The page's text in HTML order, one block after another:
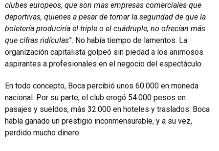
clubes europeos, que son mas empresas comerciales que
deportivas, quienes a pesar de tomar la seguridad de que la
boletería produciría el triple o el cuádruple, no ofrecían más
que cifras ridículas”. No había tiempo de lamentos. La
organización capitalista golpeó sin piedad a los animosos
aspirantes a profesionales en el negocio del espectáculo.
En todo concepto, Boca percibió unos 60.000 en moneda
nacional. Por su parte, el club erogó 54.000 pesos en
pasajes y sueldos, más 32.000 en hoteles y traslados. Boca
había ganado un prestigio inconmensurable, y a su vez,
perdido mucho dinero.